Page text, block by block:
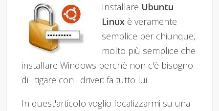
Installare Ubuntu
Linux è veramente
semplice per chiunque,
molto più semplice che
installare Windows perchè non c'è bisogno
di litigare con i driver: fa tutto lui.
In quest'articolo voglio focalizzarmi su una